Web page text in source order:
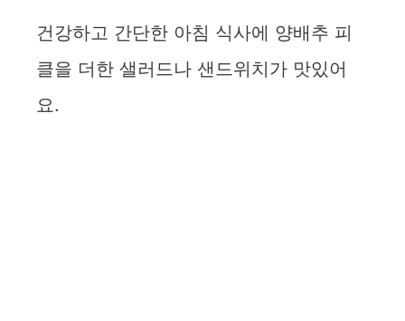
건강하고 간단한 아침 식사에 양배추 피
클을 더한 샐러드나 샌드위치가 맛있어
요.